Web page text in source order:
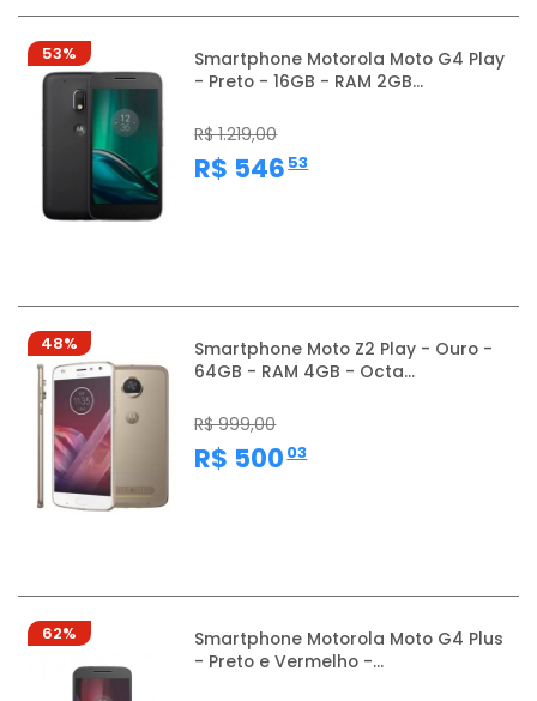
53%
Smartphone Motorola Moto G4 Play
- Preto - 16GB - RAM 2GB...
R$ 1.219,00
R$ 546 ,53
48%
Smartphone Moto Z2 Play - Ouro -
64GB - RAM 4GB - Octa...
R$ 999,00
R$ 500 ,03
62%
Smartphone Motorola Moto G4 Plus
- Preto e Vermelho -...